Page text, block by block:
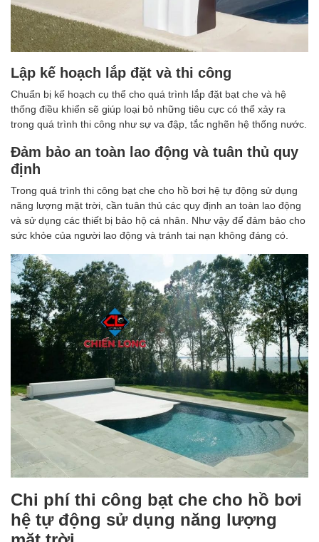
Lập kế hoạch lắp đặt và thi công
Chuẩn bị kế hoạch cụ thể cho quá trình lắp đặt bạt che và hệ
thống điều khiển sẽ giúp loại bỏ những tiêu cực có thể xảy ra
trong quá trình thi công như sự va đập, tắc nghẽn hệ thống nước.
Đảm bảo an toàn lao động và tuân thủ quy
định
Trong quá trình thi công bạt che cho hồ bơi hệ tự động sử dụng
năng lượng mặt trời, cần tuân thủ các quy định an toàn lao động
và sử dụng các thiết bị bảo hộ cá nhân. Như vậy để đảm bảo cho
sức khỏe của người lao động và tránh tai nạn không đáng có.
Chi phí thi công bạt che cho hồ bơi
hệ tự động sử dụng năng lượng